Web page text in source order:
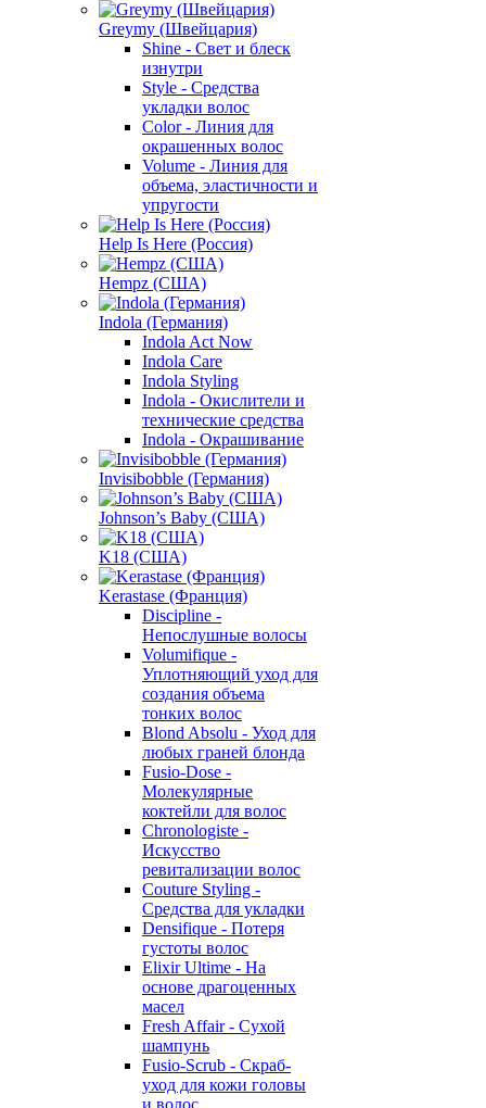
Greymy (Швейцария)
Shine - Свет и блеск
изнутри
Style - Средства
укладки волос
Color - Линия для
окрашенных волос
Volume - Линия для
объема, эластичности и
упругости
Help Is Here (Россия)
Hempz (США)
Indola (Германия)
Indola Act Now
Indola Care
Indola Styling
Indola - Окислители и
технические средства
Indola - Окрашивание
Invisibobble (Германия)
Johnson’s Baby (США)
K18 (США)
Kerastase (Франция)
Discipline -
Непослушные волосы
Volumifique -
Уплотняющий уход для
создания объема
тонких волос
Blond Absolu - Уход для
любых граней блонда
Fusio-Dose -
Молекулярные
коктейли для волос
Chronologiste -
Искусство
ревитализации волос
Couture Styling -
Средства для укладки
Densifique - Потеря
густоты волос
Elixir Ultime - На
основе драгоценных
масел
Fresh Affair - Сухой
шампунь
Fusio-Scrub - Скраб-
уход для кожи головы
и волос